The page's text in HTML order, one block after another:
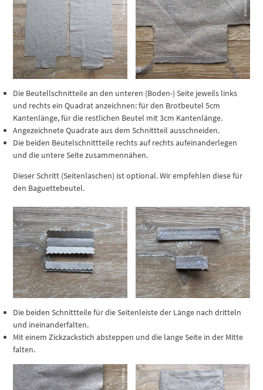
Die Beutellschnitteile an den unteren (Boden-) Seite jeweils links
und rechts ein Quadrat anzeichnen: für den Brotbeutel 5cm
Kantenlänge, für die restlichen Beutel mit 3cm Kantenlänge.
Angezeichnete Quadrate aus dem Schnittteil ausschneiden.
Die beiden Beutelschnittteile rechts auf rechts aufeinanderlegen
und die untere Seite zusammennähen.
Dieser Schritt (Seitenlaschen) ist optional. Wir empfehlen diese für
den Baguettebeutel.
Die beiden Schnittteile für die Seitenleiste der Länge nach dritteln
und ineinanderfalten.
Mit einem Zickzackstich absteppen und die lange Seite in der Mitte
falten.